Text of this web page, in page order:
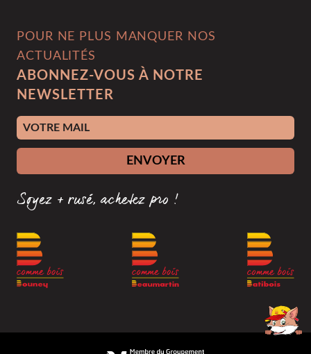
POUR NE PLUS MANQUER NOS
ACTUALITÉS
ABONNEZ-VOUS À NOTRE
NEWSLETTER
Adresse e-mail
ENVOYER
Soyez + rusé, achetez pro !